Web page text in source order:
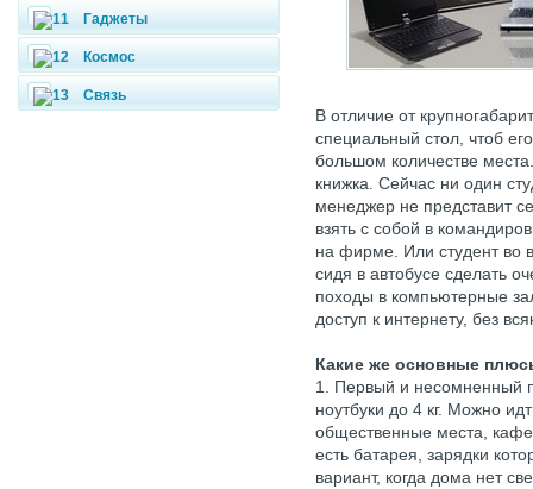
Гаджеты
Космос
Связь
В отличие от
специальный стол, чтоб
большом количестве
книжка. Сейчас ни один
менеджер не представит
взять с собой в
на фирме. Или студент во
сидя в автобусе сделать
походы в компьютерные
доступ к интернету, без
Какие же основные
1. Первый и несомненный
ноутбуки до 4 кг. Можно
общественные места,
есть батарея, зарядки
вариант, когда дома нет